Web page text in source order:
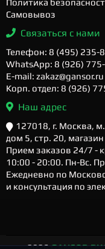
Политика
Самовывоз
Связаться с нами
Телефон: 8 (495) 235-
WhatsApp: 8 (926)
E-mail: zakaz@gansor.ru
Корп. отдел: 8 (926)
Наш адрес
127018, г. Москва,
дом 5, стр. 20, магазин
Прием заказов 24/7 -
10:00 - 20:00. Пн-Вс.
Ежедневно по
и консультация по